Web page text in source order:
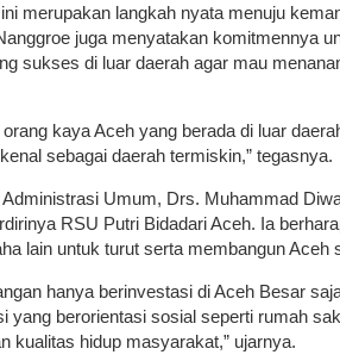
merupakan langkah nyata menuju
juga menyatakan komitmennya
sukses di luar daerah agar mau
kaya Aceh yang berada di luar
sebagai daerah termiskin,” tegasnya.
Umum, Drs. Muhammad
RSU Putri Bidadari Aceh. Ia
lain untuk turut serta membangun Aceh
hanya berinvestasi di Aceh Besar
yang berorientasi sosial seperti rumah
kualitas hidup masyarakat,” ujarnya.